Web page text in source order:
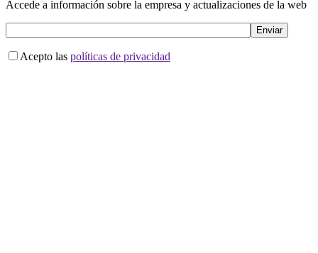
Accede a información sobre la empresa y actualizaciones de la web
Acepto las políticas de privacidad